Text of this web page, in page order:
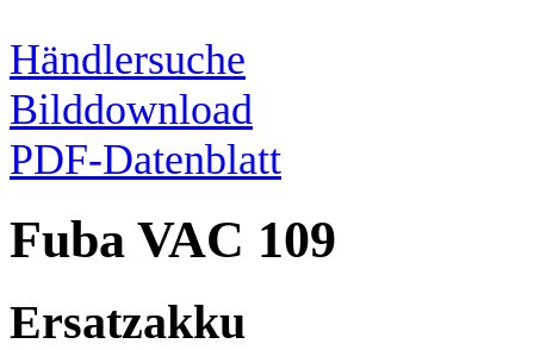
Händlersuche
Bilddownload
PDF-Datenblatt
Fuba VAC 109
Ersatzakku